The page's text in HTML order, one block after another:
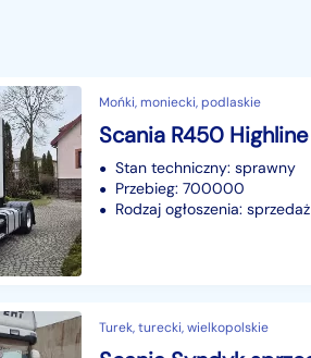
Mońki, moniecki, podlaskie
Stan techniczny: sprawny
Przebieg: 700000
Rodzaj ogłoszenia: sprzedaż
Turek, turecki, wielkopolskie